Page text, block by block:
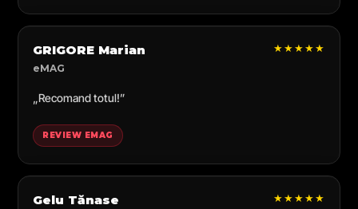
GRIGORE Marian
eMAG
★★★★★
„Recomand totul!”
REVIEW EMAG
Gelu Tănase ★★★★★